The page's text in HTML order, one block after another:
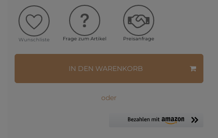
Wunschliste Frage zum Artikel Preisanfrage
IN DEN WARENKORB
oder